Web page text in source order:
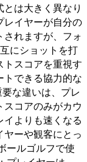
は大きく異なり
レイヤーが自分の
れますが、フォ
にショットを打
トスコアを重視す
トできる協力的な
な違いは、プレ
コアのみがカウ
よりも速くなる
ーや観客にとっ
ールゴルフで使